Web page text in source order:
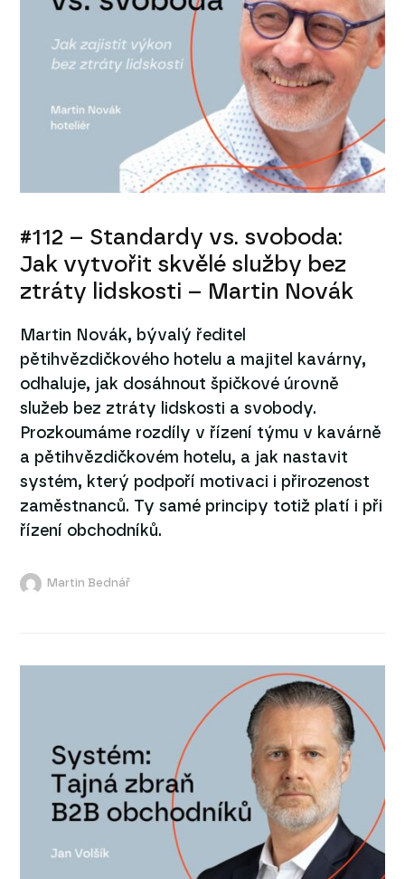
#112 – Standardy vs. svoboda:
Jak vytvořit skvělé služby bez
ztráty lidskosti – Martin Novák
Martin Novák, bývalý ředitel
pětihvězdičkového hotelu a majitel kavárny,
odhaluje, jak dosáhnout špičkové úrovně
služeb bez ztráty lidskosti a svobody.
Prozkoumáme rozdíly v řízení týmu v kavárně
a pětihvězdičkovém hotelu, a jak nastavit
systém, který podpoří motivaci i přirozenost
zaměstnanců. Ty samé principy totiž platí i při
řízení obchodníků.
Martin Bednář